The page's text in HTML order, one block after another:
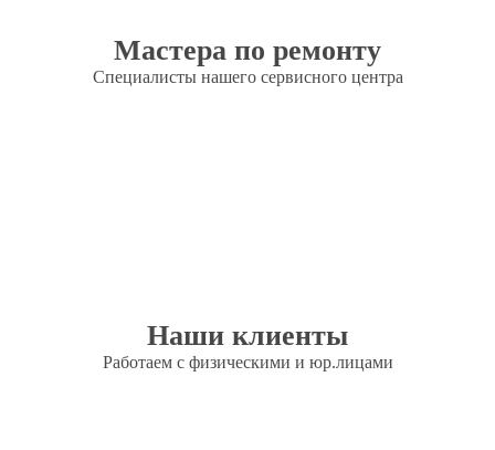
Мастера по ремонту
Специалисты нашего сервисного центра
Наши клиенты
Работаем с физическими и юр.лицами